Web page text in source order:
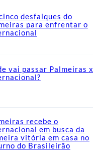
desfalques do
para enfrentar o
vai passar Palmeiras x
recebe o
em busca da
vitória em casa no
do Brasileirão